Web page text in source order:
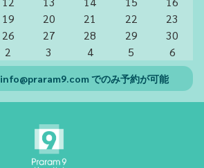
19 20 21 22
23
26 27 28 29
30
2 3 4 5 6
info@praram9.comでのみ予約が可能